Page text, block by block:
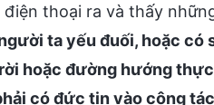
thoại ra và thấy
ta yếu đuối, hoặc
hoặc đường hướng
có đức tin vào công